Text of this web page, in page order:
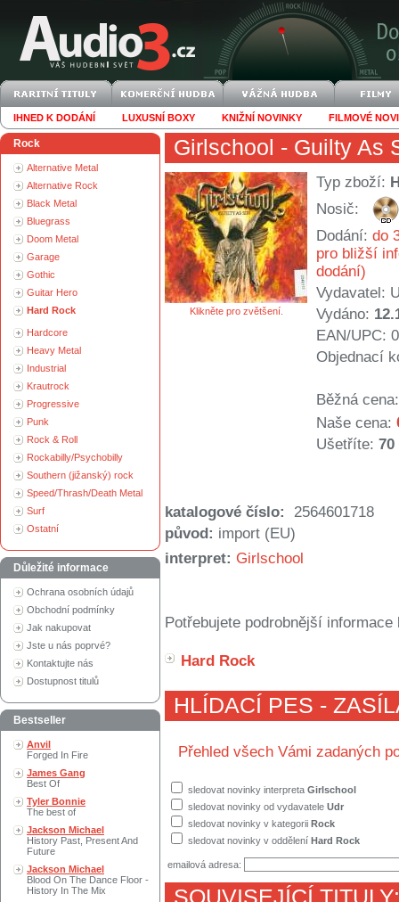
IHNED K DODÁNÍ LUXUSNÍ BOXY KNIŽNÍ NOVINKY FILMOVÉ
Rock
Alternative Metal
Alternative Rock
Black Metal
Bluegrass
Doom Metal
Garage
Gothic
Guitar Hero
Hard Rock
Hardcore
Heavy Metal
Industrial
Krautrock
Progressive
Punk
Rock & Roll
Rockabilly/Psychobilly
Southern (jižanský) rock
Speed/Thrash/Death Metal
Surf
Ostatní
Důležité informace
Ochrana osobních údajů
Obchodní podmínky
Jak nakupovat
Jste u nás poprvé?
Kontaktujte nás
Dostupnost titulů
Bestseller
Anvil
Forged In Fire
James Gang
Best Of
Tyler Bonnie
The best of
Jackson Michael
History Past, Present And
Future
Jackson Michael
Blood On The Dance Floor -
History In The Mix
Girlschool - Guilty As
Klikněte pro zvětšení.
Typ zboží:
Nosič:
Dodání: do
pro bližší
dodání)
Vydavatel:
Vydáno:
EAN/UPC:
Objednací
Běžná cena:
Naše cena:
Ušetříte: 70
katalogové číslo:
2564601718
původ: import (EU)
interpret: Girlschool
Potřebujete podrobnější
Hard Rock
HLÍDACÍ PES -
Přehled všech Vámi zadaných
sledovat novinky interpreta Girlschool
sledovat novinky od vydavatele Udr
sledovat novinky v kategorii Rock
sledovat novinky v oddělení Hard Rock
emailová adresa: